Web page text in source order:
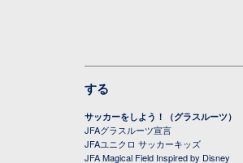
する
サッカーをしよう！（グラスルーツ）
JFAグラスルーツ宣言
JFAユニクロ サッカーキッズ
JFA Magical Field Inspired by Disney